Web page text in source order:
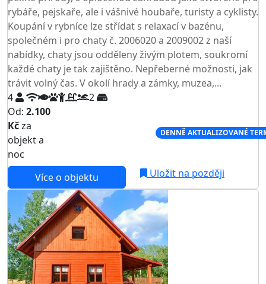
rybáře, pejskaře, ale i vášnivé houbaře, turisty a cyklisty.
Koupání v rybníce lze střídat s relaxací v bazénu,
společném i pro chaty č. 2006020 a 2009002 z naší
nabídky, chaty jsou odděleny živým plotem, soukromí
každé chaty je tak zajištěno. Nepřeberné možnosti, jak
trávit volný čas. V okolí hrady a zámky, muzea,...
4
2
Od: 2.100
Kčza
objekt a
noc
DENNĚ AKTUALIZOVANÉ
Více o objektu Uložit na později